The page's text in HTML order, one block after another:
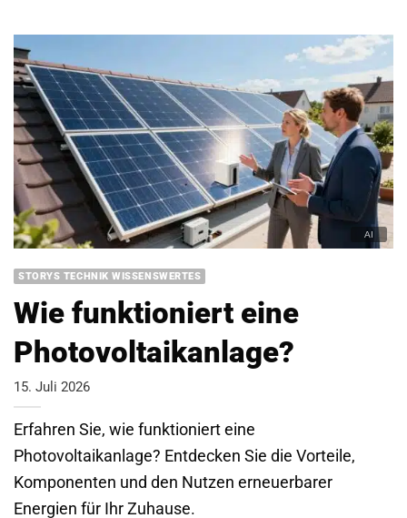
STORYS TECHNIK WISSENSWERTES
Wie funktioniert eine
Photovoltaikanlage?
15. Juli 2026
Erfahren Sie, wie funktioniert eine
Photovoltaikanlage? Entdecken Sie die Vorteile,
Komponenten und den Nutzen erneuerbarer
Energien für Ihr Zuhause.